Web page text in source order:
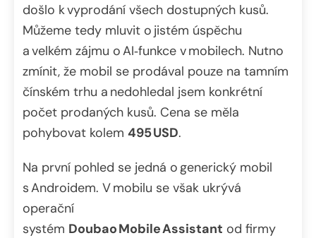
došlo k vyprodání všech dostupných kusů.
Můžeme tedy mluvit o jistém úspěchu
a velkém zájmu o AI‑funkce v mobilech. Nutno
zmínit, že mobil se prodával pouze na tamním
čínském trhu a nedohledal jsem konkrétní
počet prodaných kusů. Cena se měla
pohybovat kolem 495 USD.
Na první pohled se jedná o generický mobil
s Androidem. V mobilu se však ukrývá
operační
systém Doubao Mobile Assistant od firmy